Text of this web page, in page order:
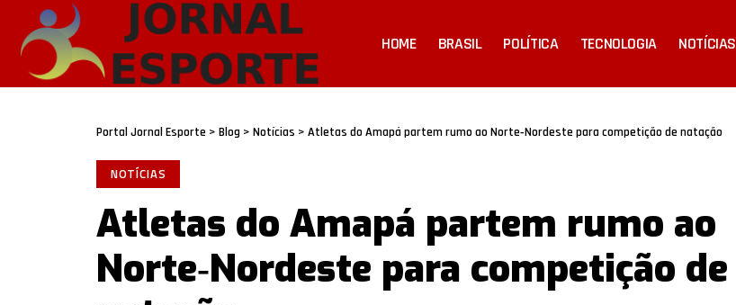
HOME BRASIL POLÍTICA TECNOLOGIA NOTÍCIAS
Portal Jornal Esporte > Blog > Notícias > Atletas do Amapá partem rumo ao Norte‑Nordeste para competição de natação
NOTÍCIAS
Atletas do Amapá partem rumo ao
Norte‑Nordeste para competição de